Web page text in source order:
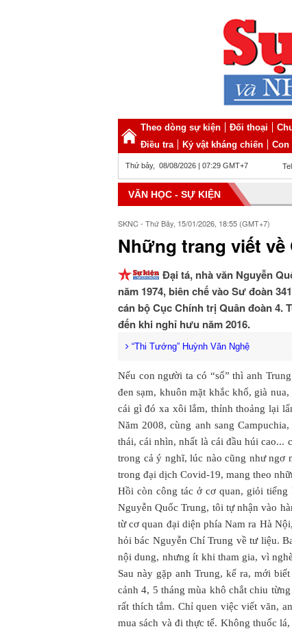
Theo dòng sự kiện Đối thoại
Điều tra
Kỷ vật kháng chiến Con
Thứ bảy, 08/08/2026 | 07:29 GMT+7
VĂN HỌC - SỰ KIỆN
SKNC - Thứ Bảy, 15/01/2026, 18:55 (GMT+7)
Những trang viết
Đại tá, nhà văn Nguyễn
năm 1974, biên chế vào Sư đoàn
cán bộ Cục Chính trị Quân đoàn 4.
đến khi nghỉ hưu năm 2016.
“Thi Tướng” Huỳnh Văn Nghệ
Nếu con người ta có “số” thì anh
đen sạm, khuôn mặt khắc khổ, già
cái gì đó xa xôi lắm, thỉnh thoảng lại
Năm 2008, cùng anh sang
thái, cái nhìn, nhất là cái đầu húi cao...
trong cả ý nghĩ, lúc nào cũng như ngơ
trong đại dịch Covid-19, mang theo
Hồi còn công tác ở cơ quan, giỏi tiếng
Nguyễn Quốc Trung, tôi tự nhận vào
từ cơ quan đại diện phía Nam ra Hà
hỏi bác Nguyễn Chí Trung về tư liệu.
nội dung, nhưng ít khi tham gia, vì
Sau này gặp anh Trung, kể ra, mới
cảnh 4, 5 tháng mùa khô chắt chiu
rất thích tắm. Chỉ quen việc viết văn,
mua sách và đi thực tế. Không thuốc